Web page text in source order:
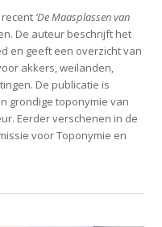
‘De Maasplassen van
De auteur beschrijft het
en geeft een overzicht van
akkers, weilanden,
De publicatie is
grondige toponymie van
Eerder verschenen in de
voor Toponymie en